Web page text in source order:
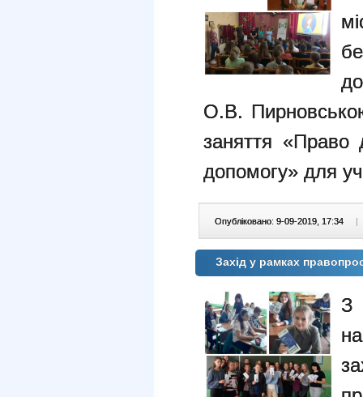
О.В.
заняття «Право
допомогу» для
Опубліковано: 9-09-2019, 17:34 |
Захід у рамках
З